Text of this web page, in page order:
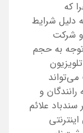
که
دلیل شرایط
شرکت
توجه به حجم
سندباد که در سال ۱۴۰۰ در تلویزیون
و
علائم